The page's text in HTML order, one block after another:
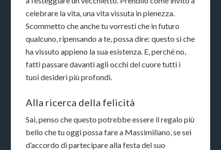
celebrare la vita, una vita vissuta in pienezza.
Scommetto che anche tu vorresti che in futuro
qualcuno, ripensando a te, possa dire: questo sì che
ha vissuto appieno la sua esistenza. E, perché no,
fatti passare davanti agli occhi del cuore tutti i
tuoi desideri più profondi.
Alla ricerca della felicità
Sai, penso che questo potrebbe essere il regalo più
bello che tu oggi possa fare a Massimiliano, se sei
d’accordo di partecipare alla festa del suo